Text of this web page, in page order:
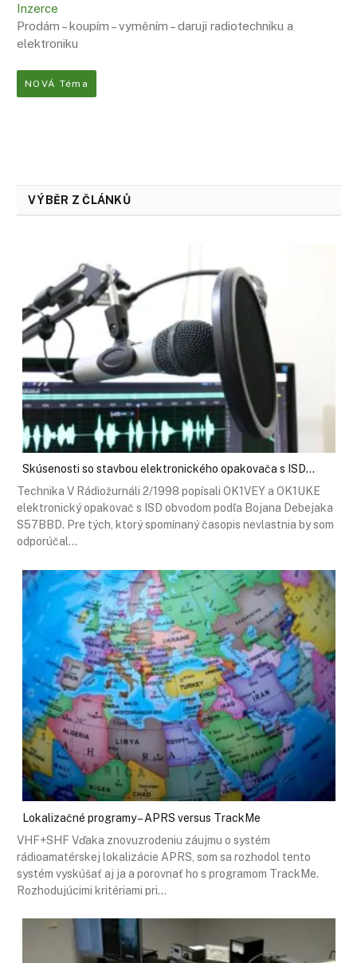
Inzerce
Prodám – koupím – vyměním – daruji radiotechniku ​​a
elektroniku
NOVÁ Téma
VÝBĚR Z ČLÁNKŮ
Skúsenosti so stavbou elektronického opakovača s ISD…
Technika V Rádiožurnáli 2/1998 popísali OK1VEY a OK1UKE
elektronický opakovač s ISD obvodom podľa Bojana Debejaka
S57BBD. Pre tých, ktorý spomínaný časopis nevlastnia by som
odporúčal…
Lokalizačné programy – APRS versus TrackMe
VHF+SHF Vďaka znovuzrodeniu záujmu o systém
rádioamatérskej lokalizácie APRS, som sa rozhodol tento
systém vyskúšať aj ja a porovnať ho s programom TrackMe.
Rozhodujúcimi kritériami pri…